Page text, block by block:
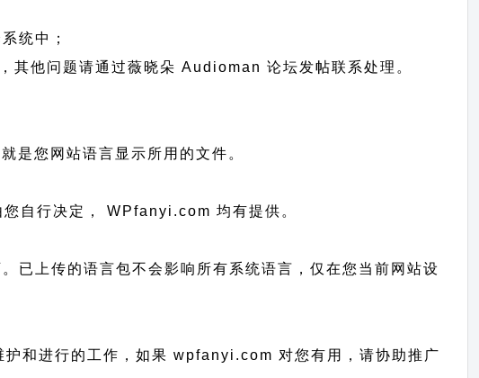
统中；
其他问题请通过薇晓朵 Audioman 论坛发帖联系处理。
您网站语言显示所用的文件。
自行决定， WPfanyi.com 均有提供。
上传的语言包不会影响所有系统语言，仅在您当前网站设
和进行的工作，如果 wpfanyi.com 对您有用，请协助推广